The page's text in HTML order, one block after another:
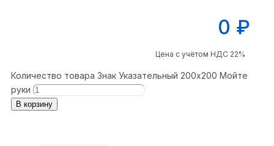
0 ₽
Цена с учётом НДС 22%
Количество товара Знак Указательный 200x200 Мойте
руки
В корзину